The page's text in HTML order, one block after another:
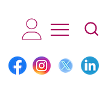
AESM...